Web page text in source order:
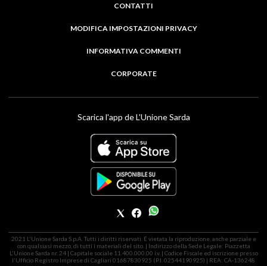
CONTATTI
MODIFICA IMPOSTAZIONI PRIVACY
INFORMATIVA COMMENTI
CORPORATE
Scarica l'app de L'Unione Sarda
2021 L'Unione Sarda S.p.A. Tutti i diritti riservati. É vietata la riproduzione, anche parziale e
con qualsiasi mezzo, di tutti i materiali del sito. | Indirizzo della Sede Legale: Piazzetta
L'Unione Sarda nr. 24 | Capitale sociale 11.400.000,00 i.v. | Codice Fiscale ed iscrizione presso
l'Ufficio Registro Imprese di Cagliari 01687830925 (P.I. 02544190925) | REA: CA-136248